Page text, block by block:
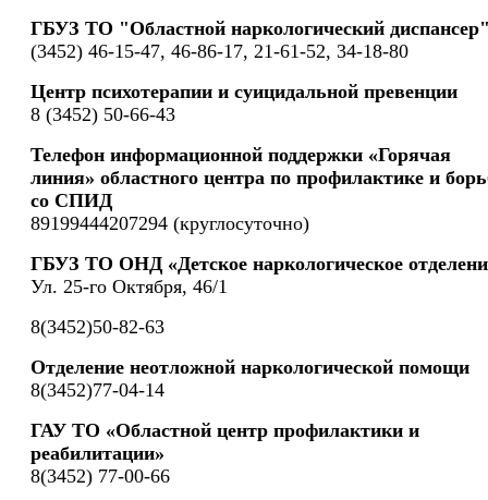
ГБУЗ ТО "Областной наркологический
(3452) 46-15-47, 46-86-17, 21-61-52, 34-18-80
Центр психотерапии и суицидальной превенции
8 (3452) 50-66-43
Телефон информационной поддержки «Горячая
линия» областного центра по профилактике и
со СПИД
89199444207294 (круглосуточно)
ГБУЗ ТО ОНД «Детское наркологическое
Ул. 25-го Октября, 46/1
8(3452)50-82-63
Отделение неотложной наркологической помощи
8(3452)77-04-14
ГАУ ТО «Областной центр профилактики и
реабилитации»
8(3452) 77-00-66